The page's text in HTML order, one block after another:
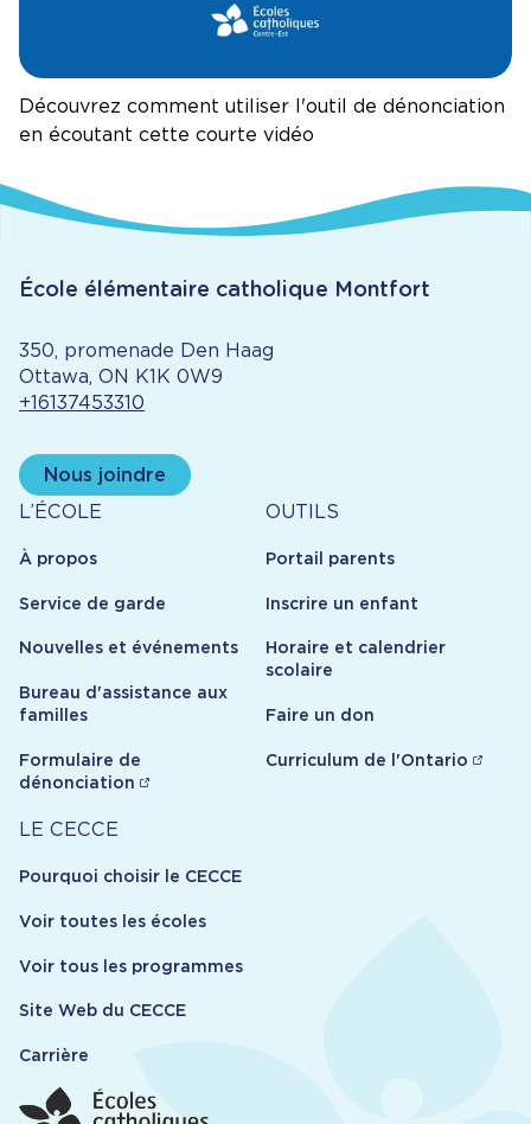
Découvrez comment utiliser l'outil de dénonciation
en écoutant cette courte vidéo
École élémentaire catholique Montfort
350, promenade Den Haag
Ottawa, ON K1K 0W9
+16137453310
Nous joindre
À
propos
L’ÉCOLE
À propos
Service de garde
Nouvelles et événements
Bureau d'assistance aux
familles
Formulaire de
dénonciation
Outils
OUTILS
Portail parents
Inscrire un enfant
Horaire et calendrier
scolaire
Faire un don
Curriculum de l'Ontario
Carrière
LE CECCE
Pourquoi choisir le CECCE
Voir toutes les écoles
Voir tous les programmes
Site Web du CECCE
Carrière